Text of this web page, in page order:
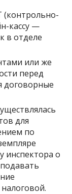
(контрольно-
кассу —
в отделе
или же
перед
договорные
для
по
инспектора о